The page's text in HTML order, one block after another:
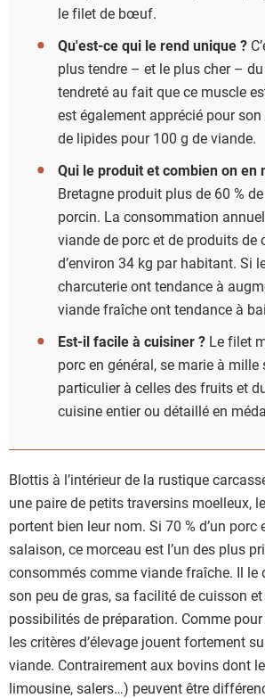
le filet de bœuf.
Qu'est-ce qui le rend unique ?
plus tendre – et le plus cher –
tendreté au fait que ce muscle
est également apprécié pour
de lipides pour 100 g de viande.
Qui le produit et combien on en
Bretagne produit plus de 60 %
porcin. La consommation
viande de porc et de produits de
d’environ 34 kg par habitant. Si
charcuterie ont tendance à
viande fraîche ont tendance à
Est-il facile à cuisiner ? Le filet
porc en général, se marie à mille
particulier à celles des fruits et
cuisine entier ou détaillé en
Blottis à l’intérieur de la rustique
une paire de petits traversins moelleux,
portent bien leur nom. Si 70 % d’un porc
salaison, ce morceau est l’un des plus
consommés comme viande fraîche. Il le
son peu de gras, sa facilité de cuisson
possibilités de préparation. Comme
les critères d’élevage jouent fortement
viande. Contrairement aux bovins dont
limousine, salers…) peuvent être